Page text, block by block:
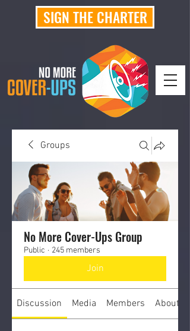
SIGN THE CHARTER
Groups
No More Cover-Ups Group
Public · 245 members
Join
Discussion Media Members About